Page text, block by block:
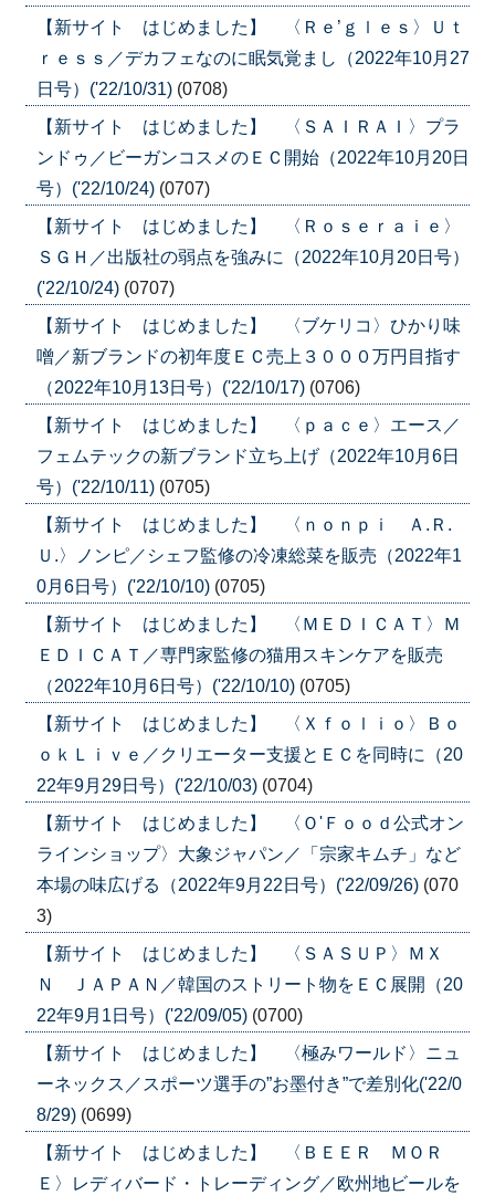
【新サイト はじめました】 〈Ｒｅ’ｇｌｅｓ〉Ｕｔ
ｒｅｓｓ／デカフェなのに眠気覚まし（2022年10月27
日号）('22/10/31) (0708)
【新サイト はじめました】 〈ＳＡＩＲＡＩ〉プラ
ンドゥ／ビーガンコスメのＥＣ開始（2022年10月20日
号）('22/10/24) (0707)
【新サイト はじめました】 〈Ｒｏｓｅｒａｉｅ〉
ＳＧＨ／出版社の弱点を強みに（2022年10月20日号）
('22/10/24) (0707)
【新サイト はじめました】 〈ブケリコ〉ひかり味
噌／新ブランドの初年度ＥＣ売上３０００万円目指す
（2022年10月13日号）('22/10/17) (0706)
【新サイト はじめました】 〈ｐａｃｅ〉エース／
フェムテックの新ブランド立ち上げ（2022年10月6日
号）('22/10/11) (0705)
【新サイト はじめました】 〈ｎｏｎｐｉ Ａ.Ｒ.
Ｕ.〉ノンピ／シェフ監修の冷凍総菜を販売（2022年1
0月6日号）('22/10/10) (0705)
【新サイト はじめました】 〈ＭＥＤＩＣＡＴ〉Ｍ
ＥＤＩＣＡＴ／専門家監修の猫用スキンケアを販売
（2022年10月6日号）('22/10/10) (0705)
【新サイト はじめました】 〈Ｘｆｏｌｉｏ〉Ｂｏ
ｏｋＬｉｖｅ／クリエーター支援とＥＣを同時に（20
22年9月29日号）('22/10/03) (0704)
【新サイト はじめました】 〈Ｏ'Ｆｏｏｄ公式オン
ラインショップ〉大象ジャパン／「宗家キムチ」など
本場の味広げる（2022年9月22日号）('22/09/26) (070
3)
【新サイト はじめました】 〈ＳＡＳＵＰ〉ＭＸ
Ｎ ＪＡＰＡＮ／韓国のストリート物をＥＣ展開（20
22年9月1日号）('22/09/05) (0700)
【新サイト はじめました】 〈極みワールド〉ニュ
ーネックス／スポーツ選手の”お墨付き”で差別化('22/0
8/29) (0699)
【新サイト はじめました】 〈ＢＥＥＲ ＭＯＲ
Ｅ〉レディバード・トレーディング／欧州地ビールを